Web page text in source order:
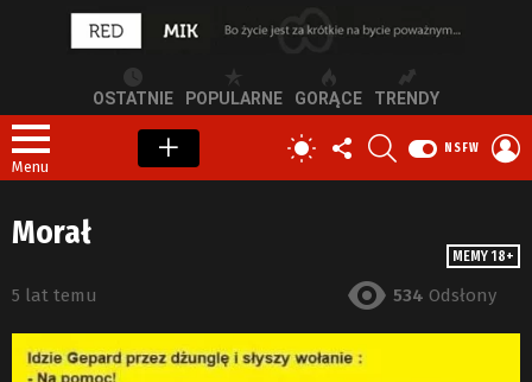
OSTATNIE POPULARNE GORĄCE TRENDY
Menu
PRZEŁĄCZ
SKÓRKĘ
OBSERWUJ
NAS
NSFW
MEMY 18+
Morał
5 lat temu 534 Odsłony